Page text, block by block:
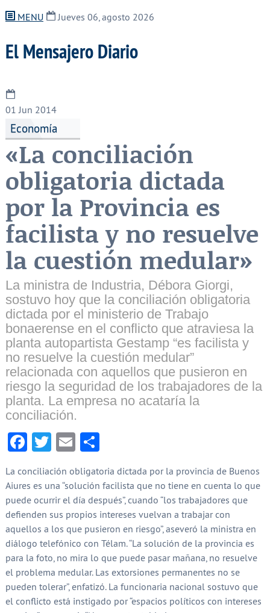
MENU Jueves 06, agosto 2026
El Mensajero Diario
01 Jun 2014
Economía
«La conciliación
obligatoria dictada
por la Provincia es
facilista y no resuelve
la cuestión medular»
La ministra de Industria, Débora Giorgi,
sostuvo hoy que la conciliación obligatoria
dictada por el ministerio de Trabajo
bonaerense en el conflicto que atraviesa la
planta autopartista Gestamp “es facilista y
no resuelve la cuestión medular”
relacionada con aquellos que pusieron en
riesgo la seguridad de los trabajadores de la
planta. La empresa no acataría la
conciliación.
Facebook
Twitter
EmailCompartir
La conciliación obligatoria dictada por la provincia de Buenos
Aiures es una “solución facilista que no tiene en cuenta lo que
puede ocurrir el día después”, cuando “los trabajadores que
defienden sus propios intereses vuelvan a trabajar con
aquellos a los que pusieron en riesgo”, aseveró la ministra en
diálogo telefónico con Télam. “La solución de la provincia es
para la foto, no mira lo que puede pasar mañana, no resuelve
el problema medular. Las extorsiones permanentes no se
pueden tolerar”, enfatizó. La funcionaria nacional sostuvo que
el conflicto está instigado por “espacios políticos con intereses